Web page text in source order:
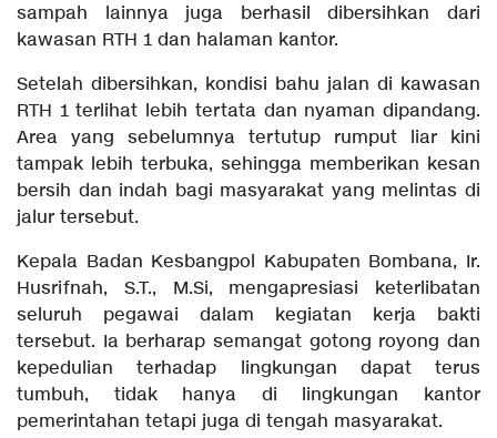
sampah lainnya juga berhasil dibersihkan dari
kawasan RTH 1 dan halaman kantor.
Setelah dibersihkan, kondisi bahu jalan di kawasan
RTH 1 terlihat lebih tertata dan nyaman dipandang.
Area yang sebelumnya tertutup rumput liar kini
tampak lebih terbuka, sehingga memberikan kesan
bersih dan indah bagi masyarakat yang melintas di
jalur tersebut.
Kepala Badan Kesbangpol Kabupaten Bombana, Ir.
Husrifnah, S.T., M.Si, mengapresiasi keterlibatan
seluruh pegawai dalam kegiatan kerja bakti
tersebut. Ia berharap semangat gotong royong dan
kepedulian terhadap lingkungan dapat terus
tumbuh, tidak hanya di lingkungan kantor
pemerintahan tetapi juga di tengah masyarakat.